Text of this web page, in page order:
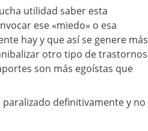
utilidad saber esta
ese «miedo» o esa
hay y que así se genere más
otro tipo de trastornos
son más egoístas que
definitivamente y no